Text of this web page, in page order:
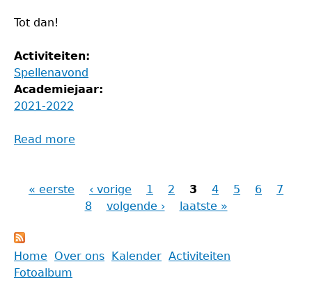
Tot dan!
Activiteiten:
Spellenavond
Academiejaar:
2021-2022
Read more
Pagina's
« eerste ‹ vorige 1 2 3 4 5 6
7
8
volgende › laatste »
Back
to
Main
Home Over ons Kalender Activiteiten
Fotoalbum